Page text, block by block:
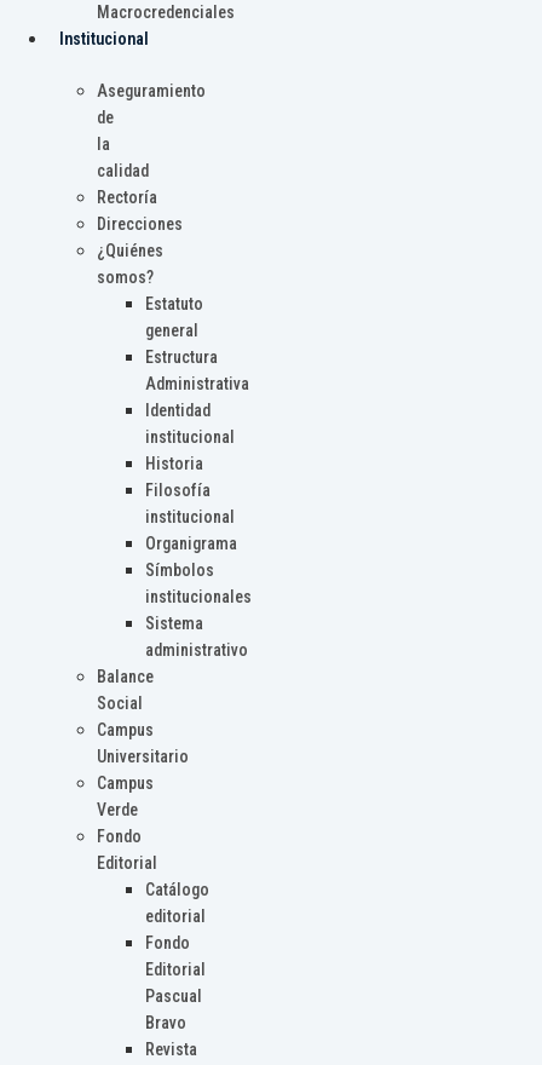
Macrocredenciales
Institucional
Aseguramiento
de
la
calidad
Rectoría
Direcciones
¿Quiénes
somos?
Estatuto
general
Estructura
Administrativa
Identidad
institucional
Historia
Filosofía
institucional
Organigrama
Símbolos
institucionales
Sistema
administrativo
Balance
Social
Campus
Universitario
Campus
Verde
Fondo
Editorial
Catálogo
editorial
Fondo
Editorial
Pascual
Bravo
Revista